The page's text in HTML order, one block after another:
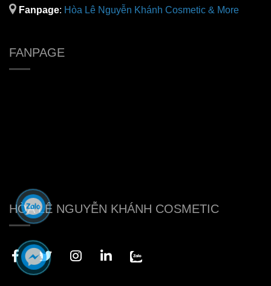
Fanpage: Hòa Lê Nguyễn Khánh Cosmetic & More
FANPAGE
HÒA LÊ NGUYỄN KHÁNH COSMETIC